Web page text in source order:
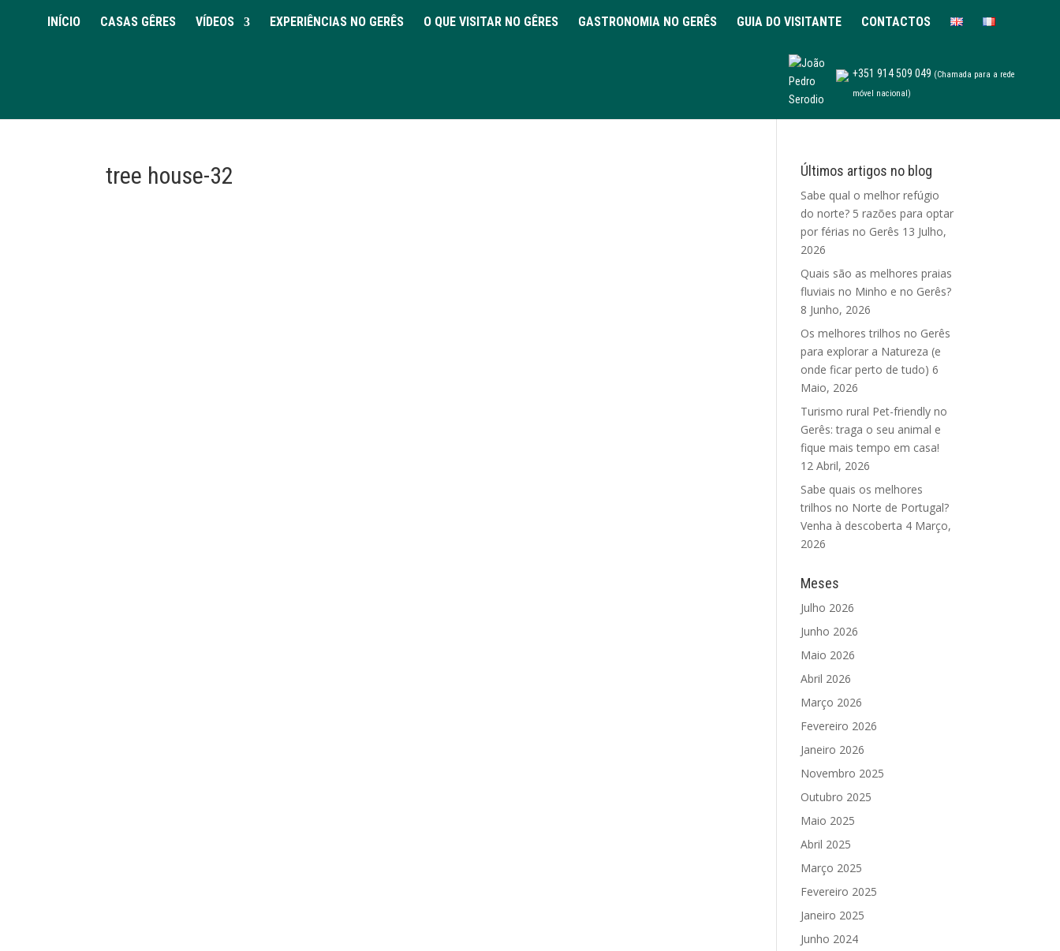
INÍCIO CASAS GÊRES VÍDEOS EXPERIÊNCIAS NO GERÊS O QUE VISITAR NO GÊRES GASTRONOMIA NO GERÊS GUIA DO VISITANTE CONTACTOS
+351 914 509 049 (Chamada para a rede
móvel nacional)
tree house-32 Últimos artigos no blog
Sabe qual o melhor refúgio
do norte? 5 razões para optar
por férias no Gerês 13 Julho,
2026
Quais são as melhores praias
fluviais no Minho e no Gerês?
8 Junho, 2026
Os melhores trilhos no Gerês
para explorar a Natureza (e
onde ficar perto de tudo) 6
Maio, 2026
Turismo rural Pet-friendly no
Gerês: traga o seu animal e
fique mais tempo em casa!
12 Abril, 2026
Sabe quais os melhores
trilhos no Norte de Portugal?
Venha à descoberta 4 Março,
2026
Meses
Julho 2026
Junho 2026
Maio 2026
Abril 2026
Março 2026
Fevereiro 2026
Janeiro 2026
Novembro 2025
Outubro 2025
Maio 2025
Abril 2025
Março 2025
Fevereiro 2025
Janeiro 2025
Junho 2024